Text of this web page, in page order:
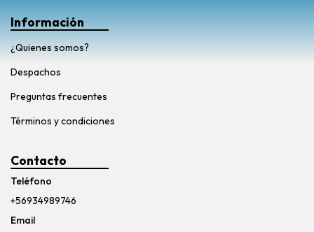
Información
¿Quienes somos?
Despachos
Preguntas frecuentes
Términos y condiciones
Contacto
Teléfono
+56934989746
Email